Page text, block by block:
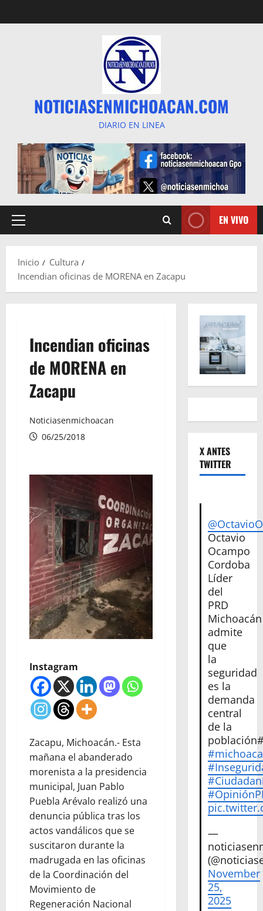
al
NOTICIASENMICHOACAN.COM
DIARIO EN LINEA
Menú
EN VIVO
Inicio
Cultura
Incendian oficinas de MORENA en Zacapu
Incendian oficinas
de MORENA en
Zacapu
Noticiasenmichoacan
06/25/2018
Instagram
Zacapu, Michoacán.- Esta
mañana el abanderado
morenista a la presidencia
municipal, Juan Pablo
Puebla Arévalo realizó una
denuncia pública tras los
actos vandálicos que se
suscitaron durante la
madrugada en las oficinas
de la Coordinación del
Movimiento de
Regeneración Nacional
X ANTES
TWITTER
Octavio
Ocampo
Cordoba
Líder
del
PRD
Michoacán
admite
que
la
seguridad
es la
demanda
central
de la
—
November
25,
2025